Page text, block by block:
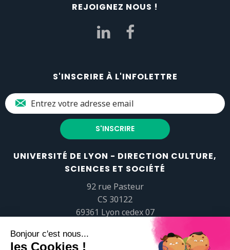
REJOIGNEZ NOUS !
S'INSCRIRE À L'INFOLETTRE
UNIVERSITÉ DE LYON - DIRECTION CULTURE,
SCIENCES ET SOCIÉTÉ
92 rue Pasteur
CS 30122
69361 Lyon cedex 07
popsciences@universite-lyon.fr
Tél.+33 (0)4 37 37 82 01